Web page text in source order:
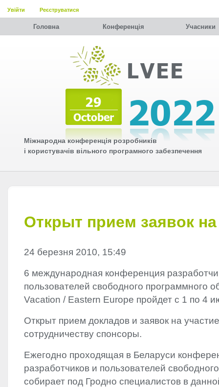
Увійти Реєструватися
Головна Конференція Учасники
Міжнародна конференція розробників
і користувачів вільного програмного забезпечення
Открыт прием заявок на
24 березня 2010, 15:49
6 международная конференция
пользователей свободного программного
Vacation / Eastern Europe пройдет с 1 по 4
Открыт прием докладов и заявок на
сотрудничеству спонсоры.
Ежегодно проходящая в Беларуси
разработчиков и пользователей
собирает под Гродно специалистов в